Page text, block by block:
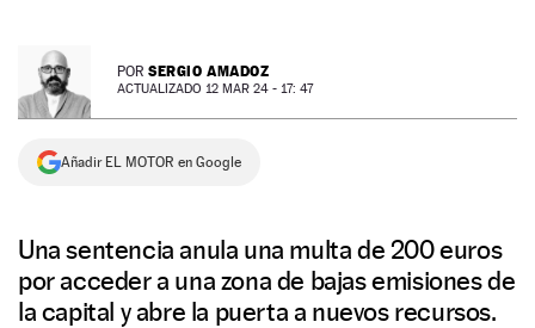
SÍGUENOS
POR SERGIO AMADOZ
ACTUALIZADO 12 MAR 24 - 17: 47
Añadir EL MOTOR en Google
Una sentencia anula una multa de 200 euros
por acceder a una zona de bajas emisiones de
la capital y abre la puerta a nuevos recursos.